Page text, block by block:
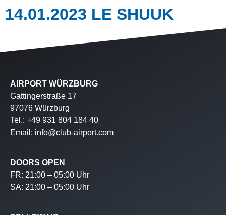
14.01.2023 LE SHUUK
AIRPORT WÜRZBURG
Gattingerstraße 17
97076 Würzburg
Tel.: +49 931 804 184 40
Email: info@club-airport.com
DOORS OPEN
FR: 21:00 – 05:00 Uhr
SA: 21:00 – 05:00 Uhr